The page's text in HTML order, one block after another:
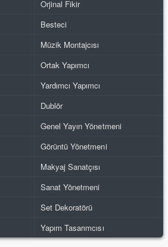
Orjinal Fikir
Besteci
Müzik Montajcısı
Ortak Yapımcı
Yardımcı Yapımcı
Dublör
Genel Yayın Yönetmeni
Görüntü Yönetmeni
Makyaj Sanatçısı
Sanat Yönetmeni
Set Dekoratörü
Yapım Tasarımcısı